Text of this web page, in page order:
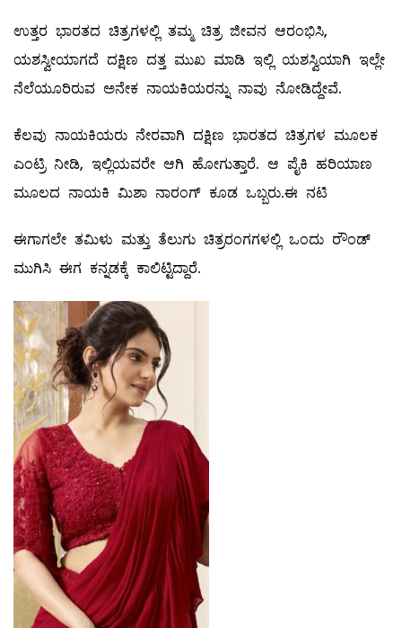
ಉತ್ತರ ಭಾರತದ ಚಿತ್ರಗಳಲ್ಲಿ ತಮ್ಮ ಚಿತ್ರ ಜೀವನ ಆರಂಭಿಸಿ,
ಯಶಸ್ವೀಯಾಗದೆ ದಕ್ಷಿಣ ದತ್ತ ಮುಖ ಮಾಡಿ ಇಲ್ಲಿ ಯಶಸ್ವಿಯಾಗಿ ಇಲ್ಲೇ
ನೆಲೆಯೂರಿರುವ ಅನೇಕ ನಾಯಕಿಯರನ್ನು ನಾವು ನೋಡಿದ್ದೇವೆ.
ಕೆಲವು ನಾಯಕಿಯರು ನೇರವಾಗಿ ದಕ್ಷಿಣ ಭಾರತದ ಚಿತ್ರಗಳ ಮೂಲಕ
ಎಂಟ್ರಿ ನೀಡಿ, ಇಲ್ಲಿಯವರೇ ಆಗಿ ಹೋಗುತ್ತಾರೆ. ಆ ಪೈಕಿ ಹರಿಯಾಣ
ಮೂಲದ ನಾಯಕಿ ಮಿಶಾ ನಾರಂಗ್ ಕೂಡ ಒಬ್ಬರು.ಈ ನಟಿ
ಈಗಾಗಲೇ ತಮಿಳು ಮತ್ತು ತೆಲುಗು ಚಿತ್ರರಂಗಗಳಲ್ಲಿ ಒಂದು ರೌಂಡ್
ಮುಗಿಸಿ ಈಗ ಕನ್ನಡಕ್ಕೆ ಕಾಲಿಟ್ಟಿದ್ದಾರೆ.